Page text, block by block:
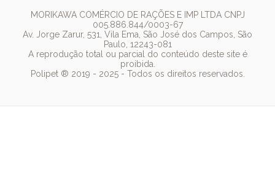
Pedigree
Whiskas
Dog Chow
Royal Canin
MORIKAWA COMÉRCIO DE RAÇÕES E IMP LTDA CNPJ
005.886.844/0003-67
Av. Jorge Zarur, 531, Vila Ema, São José dos Campos, São
Paulo, 12243-081
A reprodução total ou parcial do conteúdo deste site é
proibida.
Polipet ® 2019 - 2025 - Todos os direitos reservados.